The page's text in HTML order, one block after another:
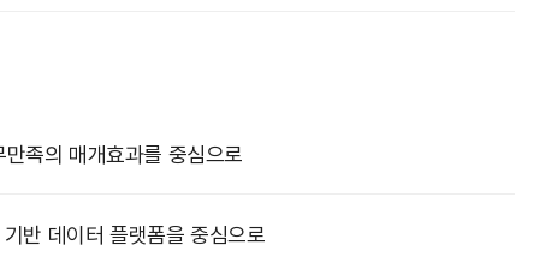
족의 매개효과를 중심으로
반 데이터 플랫폼을 중심으로